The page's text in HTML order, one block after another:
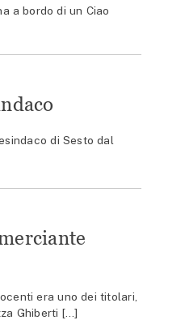
a bordo di un Ciao
di Sesto dal
era uno dei titolari,
Ghiberti […]